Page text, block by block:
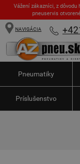
Vážení zákazníci, z
pneuservis
NAVIGÁCIA
Pneumatiky
Príslušenstvo